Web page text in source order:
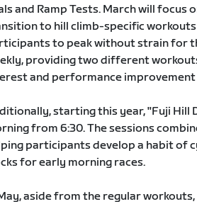
and Ramp Tests. March will focus
to hill climb-specific
to peak without strain for
providing two different
and performance
starting this year, "Fuji Hill
from 6:30. The sessions
participants develop a habit of
for early morning races.
aside from the regular